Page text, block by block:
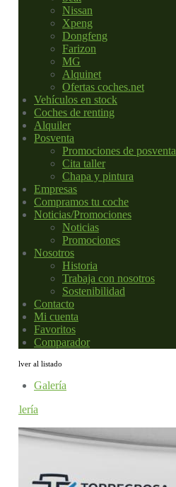
Nissan
Xpeng
Dongfeng
Farizon
MG
Alquinet
Ofertas coches.net
Vehículos en stock
Coches de renting
Alquiler
Posventa
Promociones de posventa
Cita taller
Chapa y pintura
Empresas
Compramos tu coche
Noticias/Promociones
Noticias
Promociones
Nosotros
Historia
Trabaja con nosotros
Sostenibilidad
Contacto
Mi cuenta
Favoritos
Comparador
Volver al listado
Galería
Galería